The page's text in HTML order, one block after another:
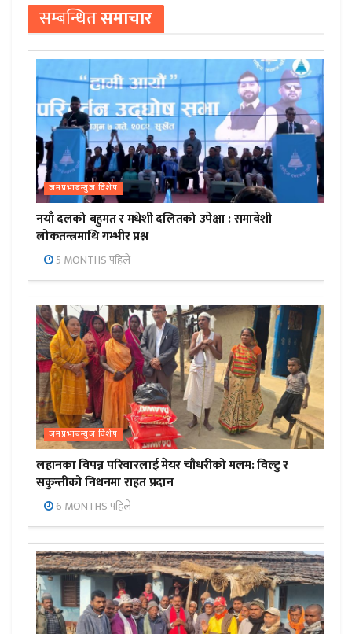
सम्बन्धितसमाचार
जनप्रभाबन्युज विशेष
नयाँ दलको बहुमत र मधेशी दलितको उपेक्षा : समावेशी
लोकतन्त्रमाथि गम्भीर प्रश्न
5 MONTHS पहिले
जनप्रभाबन्युज विशेष
लहानका विपन्न परिवारलाई मेयर चौधरीको मलम: विल्टु र
सकुन्तीको निधनमा राहत प्रदान
6 MONTHS पहिले